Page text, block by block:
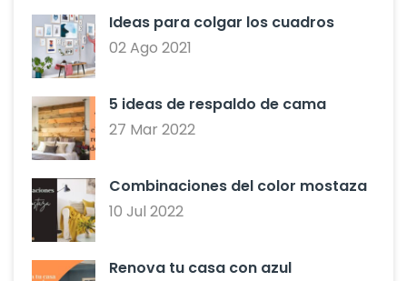
Ideas para colgar los cuadros
02 Ago 2021
5 ideas de respaldo de cama
27 Mar 2022
Combinaciones del color mostaza
10 Jul 2022
Renova tu casa con azul